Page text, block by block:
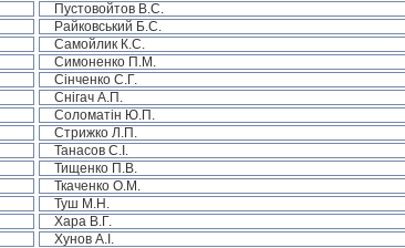
Пустовойтов В.С.
Райковський Б.С.
Самойлик К.С.
Симоненко П.М.
Сінченко С.Г.
Снігач А.П.
Соломатін Ю.П.
Стрижко Л.П.
Танасов С.І.
Тищенко П.В.
Ткаченко О.М.
Туш М.Н.
Хара В.Г.
Хунов А.І.